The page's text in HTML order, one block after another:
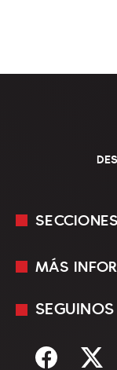
SECCIONES
En Vivo
Sociedad
MÁS
Mediakit
Términos y
SEGUINOS